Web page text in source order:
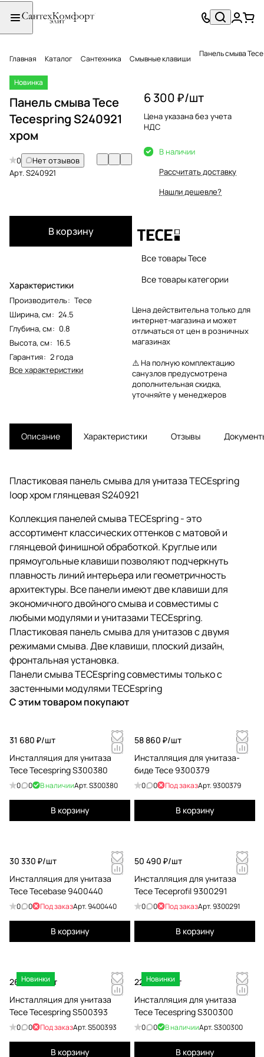
Главная Каталог Сантехника Смывные клавиши Панель смыва
Новинка
Панель смыва Tece
Tecespring S240921
хром
0
Нет отзывов
Арт.S240921
В корзину
Характеристики
Производитель: Tece
Ширина, см: 24.5
Глубина, см: 0.8
Высота, см: 16.5
Гарантия: 2 года
Все характеристики
6 300 ₽/шт
Цена указана без учета
НДС
В наличии
Рассчитать доставку
Нашли дешевле?
Все товары Tece
Все товары категории
Цена действительна только для
интернет-магазина и может
отличаться от цен в розничных
магазинах
⚠️ На полную комплектацию
санузлов предусмотрена
дополнительная скидка,
уточняйте у менеджеров
Описание Характеристики Отзывы
Пластиковая панель смыва для унитаза TECEspring
loop хром глянцевая S240921
Коллекция панелей смыва TECEspring - это
ассортимент классических оттенков с матовой и
глянцевой финишной обработкой. Круглые или
прямоугольные клавиши позволяют подчеркнуть
плавность линий интерьера или геометричность
архитектуры. Все панели имеют две клавиши для
экономичного двойного смыва и совместимы с
любыми модулями и унитазами TECEspring.
Пластиковая панель смыва для унитазов c двумя
режимами смыва. Две клавиши, плоский дизайн,
фронтальная установка.
Панели смыва TECEspring совместимы только с
застенными модулями TECEspring
С этим товаром покупают
31 680 ₽/шт
Инсталляция для унитаза
Tece Tecespring S300380
0 0 В наличииАрт.S300380
В корзину
58 860 ₽/шт
Инсталляция для унитаза-
биде Tece 9300379
0 0 Под заказАрт.9300379
В корзину
30 330 ₽/шт
Инсталляция для унитаза
Tece Tecebase 9400440
0 0 Под заказАрт.9400440
В корзину
50 490 ₽/шт
Инсталляция для унитаза
Tece Teceprofil 9300291
0 0 Под заказАрт.9300291
В корзину
Новинки
26 460 ₽/шт
Инсталляция для унитаза
Tece Tecespring S500393
0 0 Под заказАрт.S500393
В корзину
Новинки
22 590 ₽/шт
Инсталляция для унитаза
Tece Tecespring S300300
0 0 В наличииАрт.S300300
В корзину